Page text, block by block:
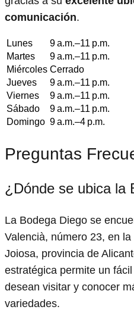
comunicación.
Lunes
9 a.m.–11 p.m.
Martes
9 a.m.–11 p.m.
Miércoles Cerrado
Jueves
9 a.m.–11 p.m.
Viernes
9 a.m.–11 p.m.
Sábado
9 a.m.–11 p.m.
Domingo 9 a.m.–4 p.m.
Preguntas
¿Dónde se ubica la
La Bodega Diego se
Valencià, número 23, en
Joiosa, provincia de
estratégica permite un
desean visitar y conocer
variedades.